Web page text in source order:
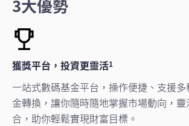
3大優勢
獲獎平台，投資更靈活1
一站式數碼基金平台，操作便捷、支援
金轉換，讓你隨時隨地掌握市場動向，靈
合，助你輕鬆實現財富目標。